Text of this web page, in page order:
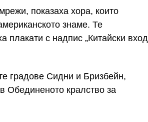
показаха хора, които
знаме. Те
плакати с надпис „Китайски вход
градове Сидни и Бризбейн,
Обединеното кралство за